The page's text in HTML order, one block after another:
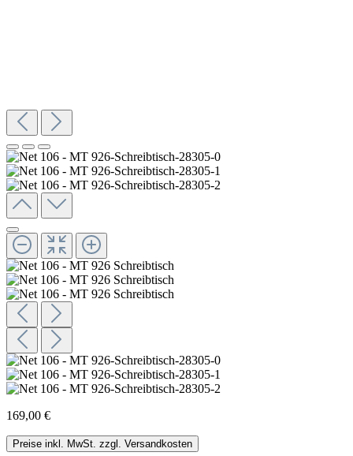
169,00 €
Preise inkl. MwSt. zzgl. Versandkosten